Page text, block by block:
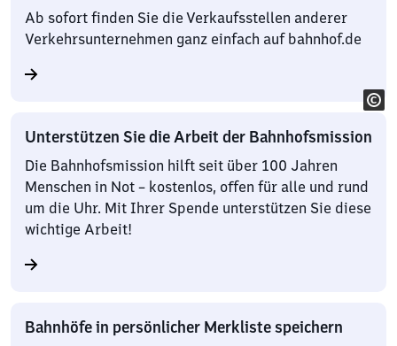
Ab sofort finden Sie die Verkaufsstellen anderer
Verkehrsunternehmen ganz einfach auf bahnhof.de
Unterstützen Sie die Arbeit der Bahnhofsmission
Die Bahnhofsmission hilft seit über 100 Jahren
Menschen in Not – kostenlos, offen für alle und rund
um die Uhr. Mit Ihrer Spende unterstützen Sie diese
wichtige Arbeit!
Bahnhöfe in persönlicher Merkliste speichern